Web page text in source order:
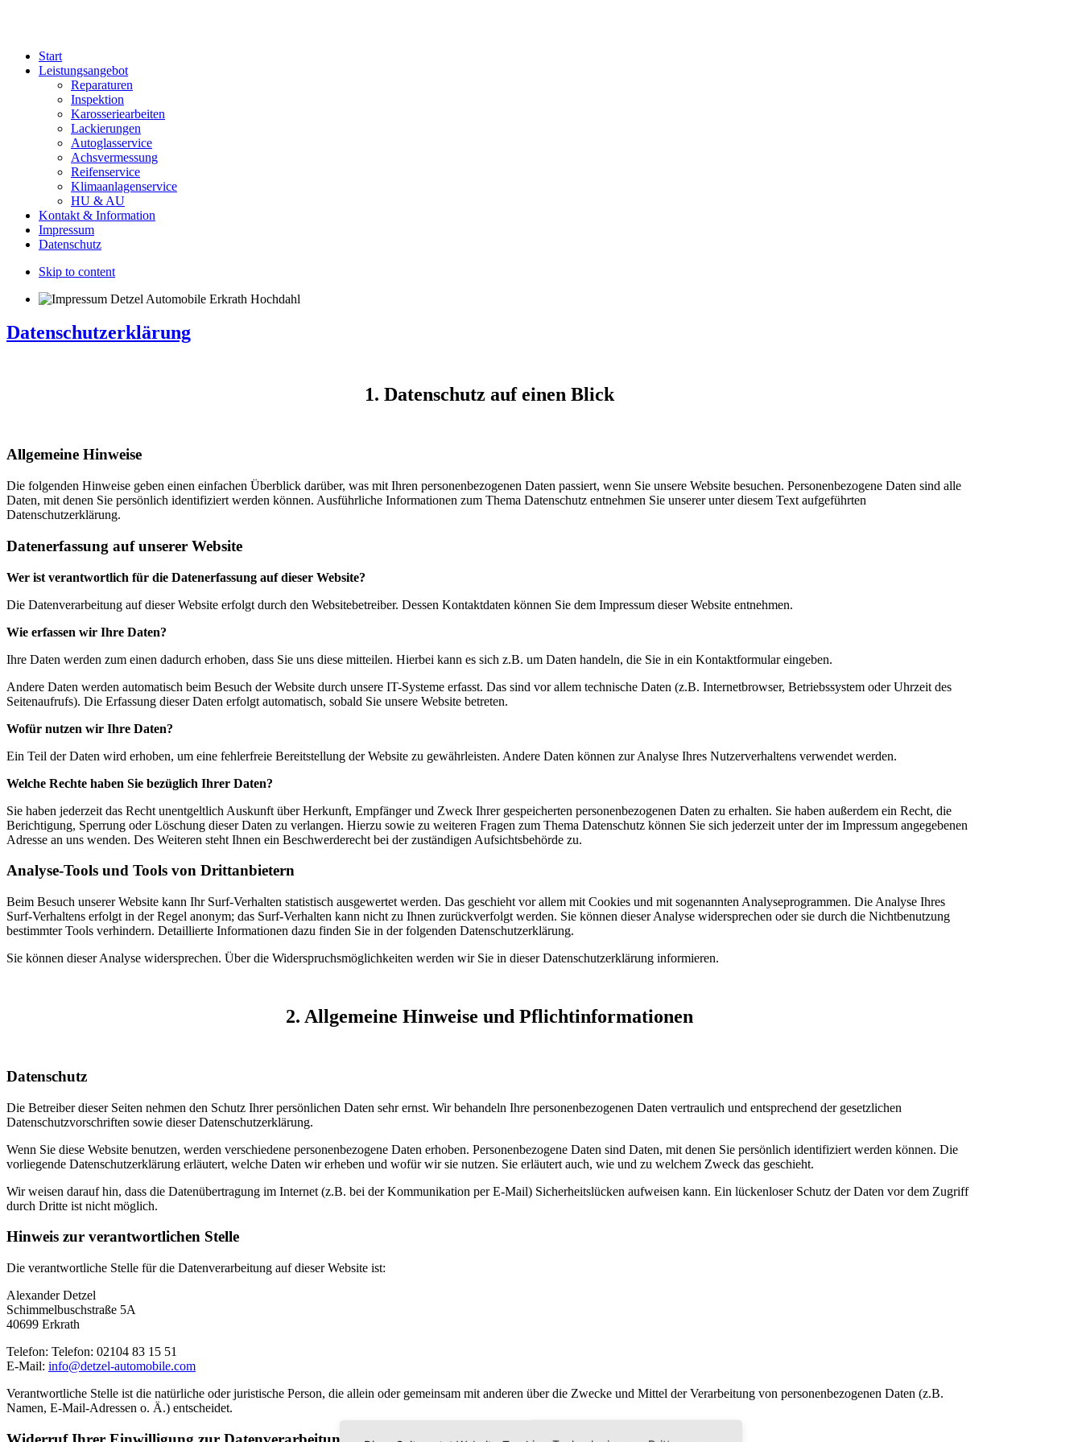
Start
Leistungsangebot
Reparaturen
Inspektion
Karosseriearbeiten
Lackierungen
Autoglasservice
Achsvermessung
Reifenservice
Klimaanlagenservice
HU & AU
Kontakt & Information
Impressum
Datenschutz
Skip to content
Datenschutzerklärung
1. Datenschutz auf einen Blick
Allgemeine Hinweise
Die folgenden Hinweise geben einen einfachen Überblick darüber, was mit Ihren personenbezogenen Daten passiert, wenn Sie unsere Website besuchen. Personenbezogene Daten sind alle
Daten, mit denen Sie persönlich identifiziert werden können. Ausführliche Informationen zum Thema Datenschutz entnehmen Sie unserer unter diesem Text aufgeführten
Datenschutzerklärung.
Datenerfassung auf unserer Website
Wer ist verantwortlich für die Datenerfassung auf dieser Website?
Die Datenverarbeitung auf dieser Website erfolgt durch den Websitebetreiber. Dessen Kontaktdaten können Sie dem Impressum dieser Website entnehmen.
Wie erfassen wir Ihre Daten?
Ihre Daten werden zum einen dadurch erhoben, dass Sie uns diese mitteilen. Hierbei kann es sich z.B. um Daten handeln, die Sie in ein Kontaktformular eingeben.
Andere Daten werden automatisch beim Besuch der Website durch unsere IT-Systeme erfasst. Das sind vor allem technische Daten (z.B. Internetbrowser, Betriebssystem oder Uhrzeit des
Seitenaufrufs). Die Erfassung dieser Daten erfolgt automatisch, sobald Sie unsere Website betreten.
Wofür nutzen wir Ihre Daten?
Ein Teil der Daten wird erhoben, um eine fehlerfreie Bereitstellung der Website zu gewährleisten. Andere Daten können zur Analyse Ihres Nutzerverhaltens verwendet werden.
Welche Rechte haben Sie bezüglich Ihrer Daten?
Sie haben jederzeit das Recht unentgeltlich Auskunft über Herkunft, Empfänger und Zweck Ihrer gespeicherten personenbezogenen Daten zu erhalten. Sie haben außerdem ein Recht, die
Berichtigung, Sperrung oder Löschung dieser Daten zu verlangen. Hierzu sowie zu weiteren Fragen zum Thema Datenschutz können Sie sich jederzeit unter der im Impressum angegebenen
Adresse an uns wenden. Des Weiteren steht Ihnen ein Beschwerderecht bei der zuständigen Aufsichtsbehörde zu.
Analyse-Tools und Tools von Drittanbietern
Beim Besuch unserer Website kann Ihr Surf-Verhalten statistisch ausgewertet werden. Das geschieht vor allem mit Cookies und mit sogenannten Analyseprogrammen. Die Analyse Ihres
Surf-Verhaltens erfolgt in der Regel anonym; das Surf-Verhalten kann nicht zu Ihnen zurückverfolgt werden. Sie können dieser Analyse widersprechen oder sie durch die Nichtbenutzung
bestimmter Tools verhindern. Detaillierte Informationen dazu finden Sie in der folgenden Datenschutzerklärung.
Sie können dieser Analyse widersprechen. Über die Widerspruchsmöglichkeiten werden wir Sie in dieser Datenschutzerklärung informieren.
2. Allgemeine Hinweise und Pflichtinformationen
Datenschutz
Die Betreiber dieser Seiten nehmen den Schutz Ihrer persönlichen Daten sehr ernst. Wir behandeln Ihre personenbezogenen Daten vertraulich und entsprechend der gesetzlichen
Datenschutzvorschriften sowie dieser Datenschutzerklärung.
Wenn Sie diese Website benutzen, werden verschiedene personenbezogene Daten erhoben. Personenbezogene Daten sind Daten, mit denen Sie persönlich identifiziert werden können. Die
vorliegende Datenschutzerklärung erläutert, welche Daten wir erheben und wofür wir sie nutzen. Sie erläutert auch, wie und zu welchem Zweck das geschieht.
Wir weisen darauf hin, dass die Datenübertragung im Internet (z.B. bei der Kommunikation per E-Mail) Sicherheitslücken aufweisen kann. Ein lückenloser Schutz der Daten vor dem Zugriff
durch Dritte ist nicht möglich.
Hinweis zur verantwortlichen Stelle
Die verantwortliche Stelle für die Datenverarbeitung auf dieser Website ist:
Alexander Detzel
Schimmelbuschstraße 5A
40699 Erkrath
Telefon: Telefon: 02104 83 15 51
E-Mail:
Verantwortliche Stelle ist die natürliche oder juristische Person, die allein oder gemeinsam mit anderen über die Zwecke und Mittel der Verarbeitung von personenbezogenen Daten (z.B.
Namen, E-Mail-Adressen o. Ä.) entscheidet.